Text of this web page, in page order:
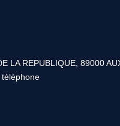
LA REPUBLIQUE, 89000